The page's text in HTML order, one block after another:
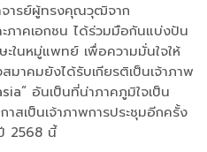
จารย์ผู้ทรงคุณวุฒิจาก
ภาคเอกชน ได้ร่วมมือกันแบ่งปัน
ในหมู่แพทย์ เพื่อความมั่นใจให้
มาคมยังได้รับเกียรติเป็นเจ้าภาพ
อันเป็นที่น่าภาคภูมิใจเป็น
าสเป็นเจ้าภาพการประชุมอีกครั้ง
2568 นี้